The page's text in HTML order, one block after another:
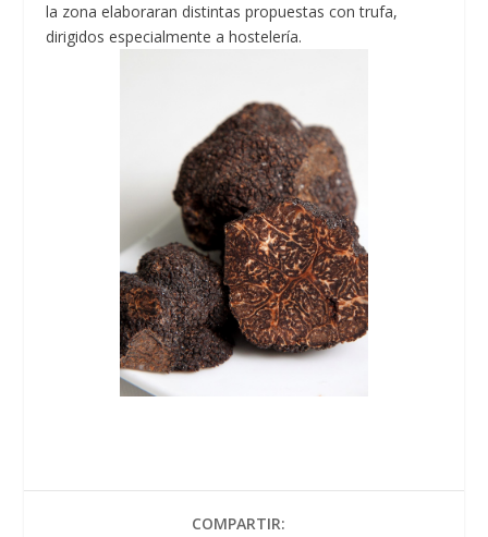
la zona elaboraran distintas propuestas con trufa,
dirigidos especialmente a hostelería.
COMPARTIR: